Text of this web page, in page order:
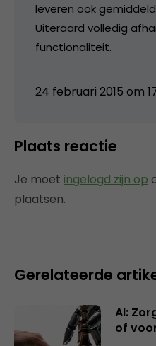
leveren ook gemiddeld
Uiteraard volledig
functionaliteit.
24 februari 2015 om
Plaats reactie
Je moet ingelogd zijn op
plaatsen.
Gerelateerde
AI:
of